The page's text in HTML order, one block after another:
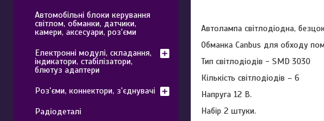
Автолампа світлодіодна,
Обманка Canbus для обходу
Тип світлодіодів - SMD 3030
Кількість світлодіодів – 6
Напруга 12 В.
Набір 2 штуки.
Автомобільні блоки керування
світлом, обманки, датчики,
камери, аксесуари, роз'єми
Електронні модулі, складання,
індикатори, стабілізатори,
блютуз адаптери
Роз'єми, коннектори, з'єднувачі
Радіодеталі